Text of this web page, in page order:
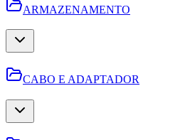
ARMAZENAMENTO
CABO E ADAPTADOR